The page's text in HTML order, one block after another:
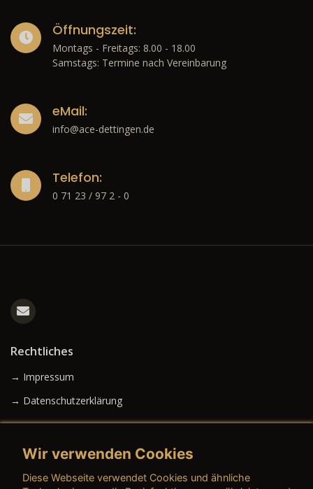
Öffnungszeit:
Montags - Freitags: 8.00 - 18.00
Samstags: Termine nach Vereinbarung
eMail:
info@ace-dettingen.de
Telefon:
0 71 23 / 97 2 - 0
Rechtliches
→ Impressum
→ Datenschutzerklärung
Wir verwenden Cookies
Diese Webseite verwendet Cookies und ähnliche